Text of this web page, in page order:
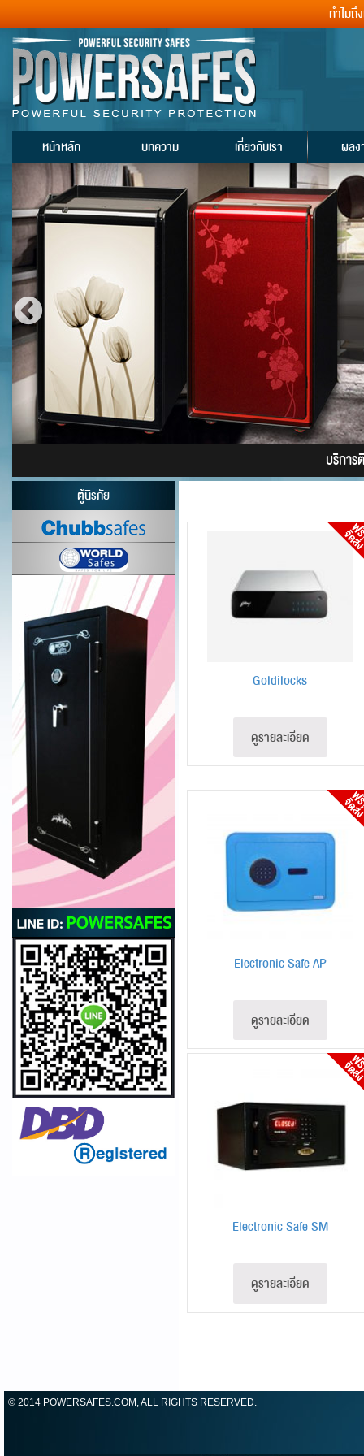
ทำไมถึ
หน้าหลัก บทความ เกี่ยวกับเรา ผลง
บริการ
ตู้นิรภัย
Goldilocks
ดูรายละเอียด
Electronic Safe AP
ดูรายละเอียด
Electronic Safe SM
ดูรายละเอียด
© 2014 POWERSAFES.COM, ALL RIGHTS RESERVED.